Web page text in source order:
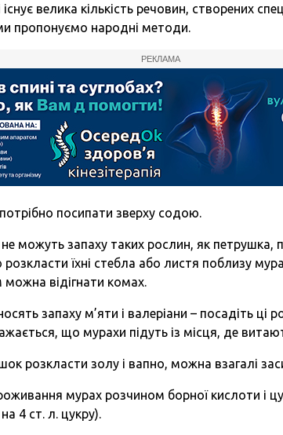
велика кількість речовин, створених
пропонуємо народні методи.
РЕКЛАМА
посипати зверху содою.
можуть запаху таких рослин, як петрушка,
їхні стебла або листя поблизу
відігнати комах.
запаху м’яти і валеріани – посадіть ці
що мурахи підуть із місця, де
розкласти золу і вапно, можна взагалі
мурах розчином борної кислоти і
4 ст. л. цукру).